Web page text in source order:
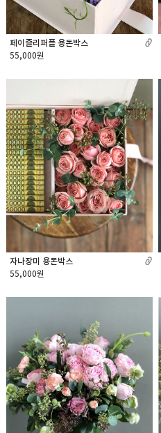
페이즐리퍼플 용돈박스
55,000원
자나장미 용돈박스
55,000원